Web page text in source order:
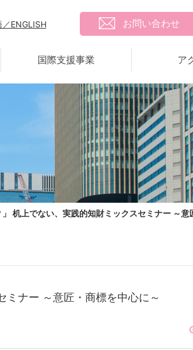
／ENGLISH お問い合わせ
国際支援事業 ア
」 机上でない、実践的知財ミックスセミナー ～意
ミナー ～意匠・商標を中心に～